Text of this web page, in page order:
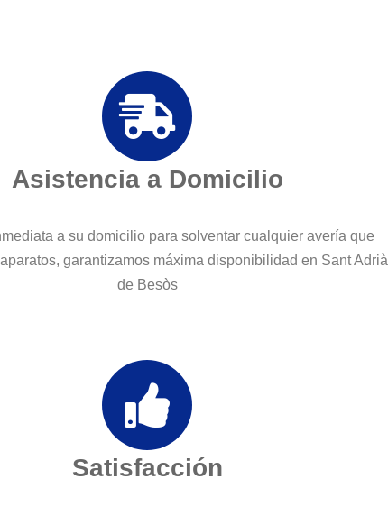
Asistencia a Domicilio
a su domicilio para solventar cualquier avería que
garantizamos máxima disponibilidad en Sant Adrià
de Besòs
Satisfacción